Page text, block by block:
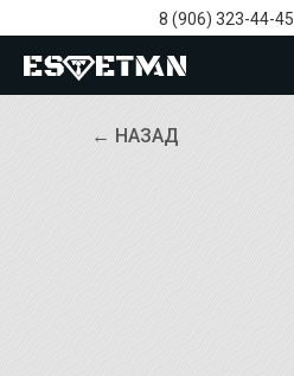
8 (906) 323-44-45
← НАЗАД